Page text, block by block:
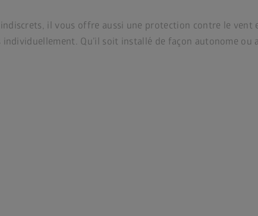
il vous offre aussi une protection contre le vent
Qu’il soit installé de façon autonome ou